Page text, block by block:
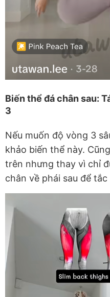
Biến thể đá chân sau:
3
Nếu muốn độ vòng 3
khảo biến thể này.
trên nhưng thay vì chỉ
chân về phái sau để